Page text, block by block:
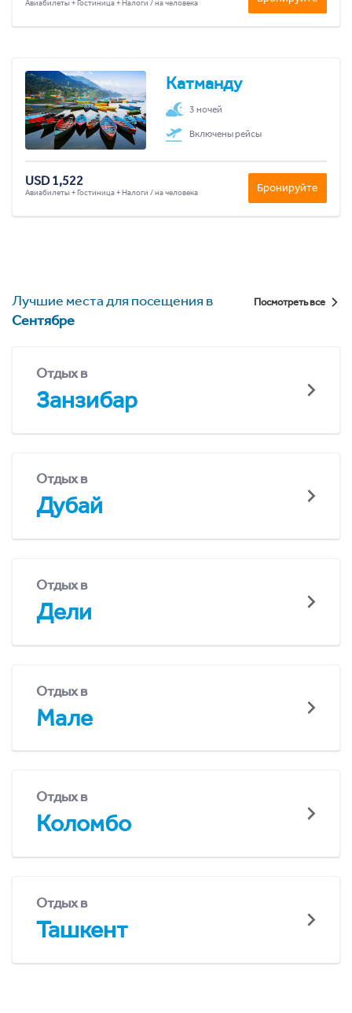
Авиабилеты + Гостиница + Налоги / на человека
Катманду
3 ночей
Включены рейсы
USD 1,522
Авиабилеты + Гостиница + Налоги / на человека Бронируйте
Лучшие места для посещения в
Сентябре
Посмотреть все
Отдых в
Занзибар
Отдых в
Дубай
Отдых в
Дели
Отдых в
Мале
Отдых в
Коломбо
Отдых в
Ташкент